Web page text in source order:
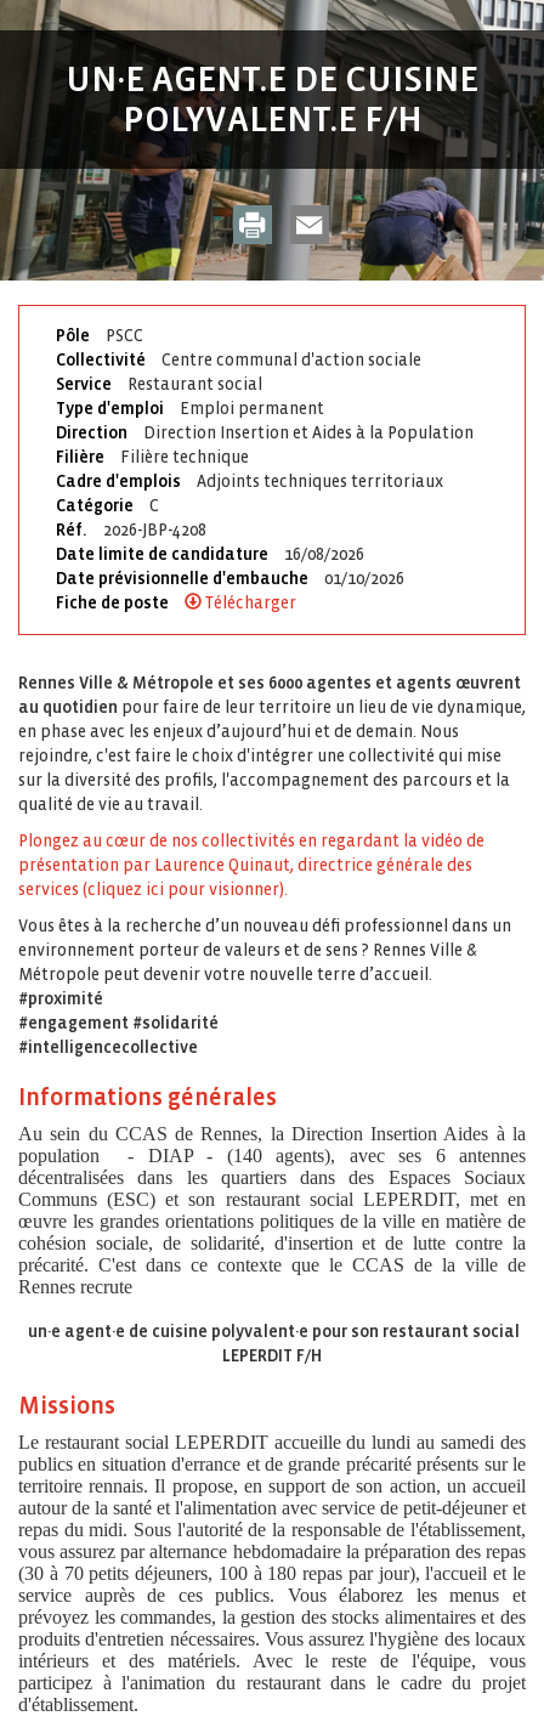
UN·E AGENT.E DE CUISINE
POLYVALENT.E F/H
Pôle
PSCC
Collectivité
Centre communal d'action sociale
Service
Restaurant social
Type d'emploi
Emploi permanent
Direction
Direction Insertion et Aides à la Population
Filière
Filière technique
Cadre d'emplois
Adjoints techniques territoriaux
Catégorie
C
Réf.
2026-JBP-4208
Date limite de candidature
16/08/2026
Date prévisionnelle d'embauche
01/10/2026
Fiche de poste
Télécharger
Rennes Ville & Métropole et ses 6000 agentes et agents œuvrent
au quotidien pour faire de leur territoire un lieu de vie dynamique,
en phase avec les enjeux d’aujourd’hui et de demain. Nous
rejoindre, c'est faire le choix d'intégrer une collectivité qui mise
sur la diversité des profils, l'accompagnement des parcours et la
qualité de vie au travail.
Plongez au cœur de nos collectivités en regardant la vidéo de
présentation par Laurence Quinaut, directrice générale des
services (cliquez ici pour visionner).
Vous êtes à la recherche d’un nouveau défi professionnel dans un
environnement porteur de valeurs et de sens ? Rennes Ville &
Métropole peut devenir votre nouvelle terre d’accueil.
#proximité
#engagement #solidarité
#intelligencecollective
Informations générales
Au sein du CCAS de Rennes, la Direction Insertion Aides à la
population - DIAP - (140 agents), avec ses 6 antennes
décentralisées dans les quartiers dans des Espaces Sociaux
Communs (ESC) et son restaurant social LEPERDIT, met en
œuvre les grandes orientations politiques de la ville en matière de
cohésion sociale, de solidarité, d'insertion et de lutte contre la
précarité. C'est dans ce contexte que le CCAS de la ville de
Rennes recrute
un·e agent·e de cuisine polyvalent·e pour son restaurant social
LEPERDIT F/H
Missions
Le restaurant social LEPERDIT accueille du lundi au samedi des
publics en situation d'errance et de grande précarité présents sur le
territoire rennais. Il propose, en support de son action, un accueil
autour de la santé et l'alimentation avec service de petit-déjeuner et
repas du midi. Sous l'autorité de la responsable de l'établissement,
vous assurez par alternance hebdomadaire la préparation des repas
(30 à 70 petits déjeuners, 100 à 180 repas par jour), l'accueil et le
service auprès de ces publics. Vous élaborez les menus et
prévoyez les commandes, la gestion des stocks alimentaires et des
produits d'entretien nécessaires. Vous assurez l'hygiène des locaux
intérieurs et des matériels. Avec le reste de l'équipe, vous
participez à l'animation du restaurant dans le cadre du projet
d'établissement.